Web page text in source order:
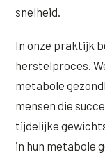
snelheid.
In onze praktijk
herstelproces.
metabole
mensen die
tijdelijke
in hun metabole